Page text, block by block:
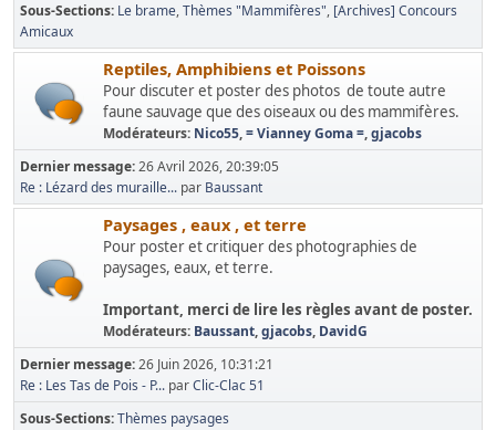
Sous-Sections Le brame Thèmes "Mammifères" [Archives] Concours
Amicaux
Reptiles, Amphibiens et Poissons
Pour discuter et poster des photos de toute autre
faune sauvage que des oiseaux ou des mammifères.
Modérateurs: Nico55,= Vianney Goma =,gjacobs
Dernier message:26 Avril 2026, 20:39:05
Re : Lézard des muraille... par Baussant
Paysages , eaux , et terre
Pour poster et critiquer des photographies de
paysages, eaux, et terre.
Important, merci de lire les règles avant de poster.
Modérateurs: Baussant,gjacobs, DavidG
Dernier message:26 Juin 2026, 10:31:21
Re : Les Tas de Pois - P... parClic-Clac 51
Sous-Sections Thèmes paysages